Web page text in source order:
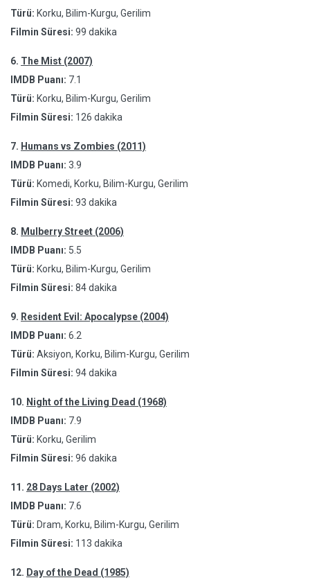
Türü: Korku, Bilim-Kurgu, Gerilim
Filmin Süresi: 99 dakika
6. The Mist (2007)
IMDB Puanı: 7.1
Türü: Korku, Bilim-Kurgu, Gerilim
Filmin Süresi: 126 dakika
7. Humans vs Zombies (2011)
IMDB Puanı: 3.9
Türü: Komedi, Korku, Bilim-Kurgu, Gerilim
Filmin Süresi: 93 dakika
8. Mulberry Street (2006)
IMDB Puanı: 5.5
Türü: Korku, Bilim-Kurgu, Gerilim
Filmin Süresi: 84 dakika
9. Resident Evil: Apocalypse (2004)
IMDB Puanı: 6.2
Türü: Aksiyon, Korku, Bilim-Kurgu, Gerilim
Filmin Süresi: 94 dakika
10. Night of the Living Dead (1968)
IMDB Puanı: 7.9
Türü: Korku, Gerilim
Filmin Süresi: 96 dakika
11. 28 Days Later (2002)
IMDB Puanı: 7.6
Türü: Dram, Korku, Bilim-Kurgu, Gerilim
Filmin Süresi: 113 dakika
12. Day of the Dead (1985)